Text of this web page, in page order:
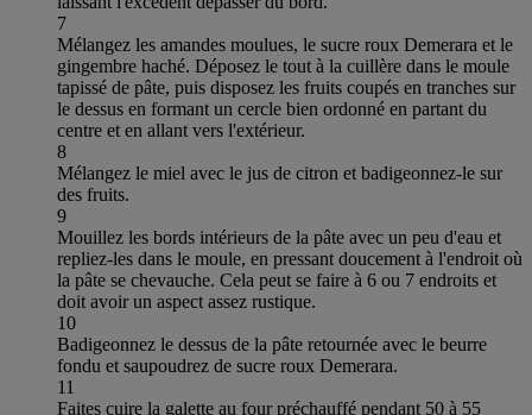
7
Mélangez les amandes moulues, le sucre roux Demerara et le
gingembre haché. Déposez le tout à la cuillère dans le moule
tapissé de pâte, puis disposez les fruits coupés en tranches sur
le dessus en formant un cercle bien ordonné en partant du
centre et en allant vers l'extérieur.
8
Mélangez le miel avec le jus de citron et badigeonnez-le sur
des fruits.
9
Mouillez les bords intérieurs de la pâte avec un peu d'eau et
repliez-les dans le moule, en pressant doucement à l'endroit où
la pâte se chevauche. Cela peut se faire à 6 ou 7 endroits et
doit avoir un aspect assez rustique.
10
Badigeonnez le dessus de la pâte retournée avec le beurre
fondu et saupoudrez de sucre roux Demerara.
11
Faites cuire la galette au four préchauffé pendant 50 à 55